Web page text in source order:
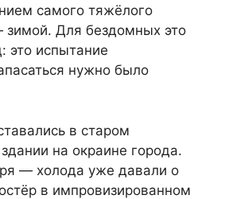
самого тяжёлого
Для бездомных это
это испытание
нужно было
в старом
на окраине города.
— холода уже давали о
в импровизированном